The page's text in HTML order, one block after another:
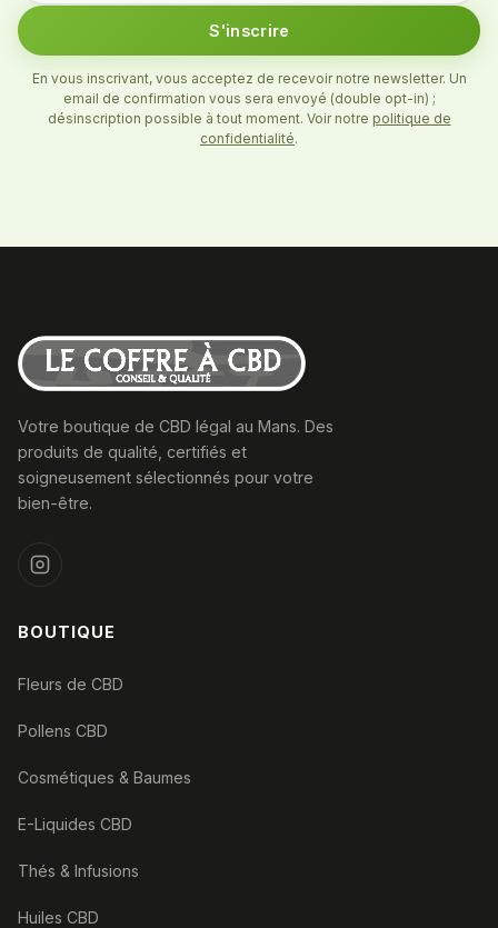
S'inscrire
En vous inscrivant, vous acceptez de recevoir notre newsletter. Un
email de confirmation vous sera envoyé (double opt-in) ;
désinscription possible à tout moment. Voir notre politique de
confidentialité.
Votre boutique de CBD légal au Mans. Des
produits de qualité, certifiés et
soigneusement sélectionnés pour votre
bien-être.
BOUTIQUE
Fleurs de CBD
Pollens CBD
Cosmétiques & Baumes
E-Liquides CBD
Thés & Infusions
Huiles CBD